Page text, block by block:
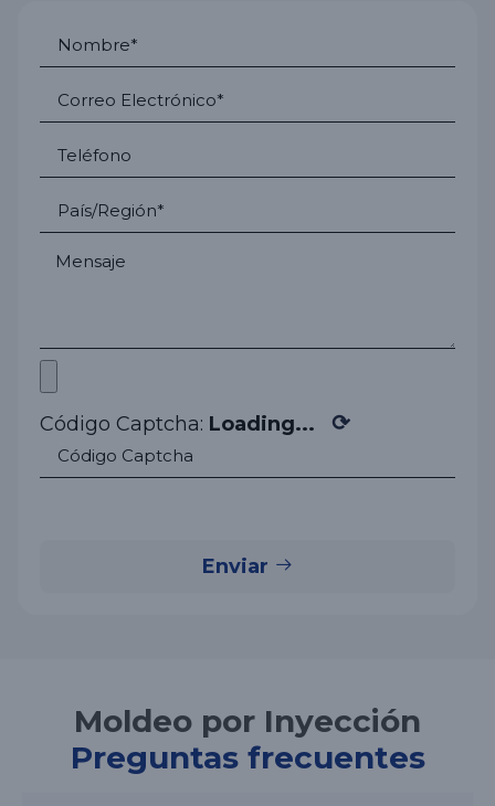
Código Captcha: Loading... ⟳
Enviar
Moldeo por Inyección
Preguntas frecuentes